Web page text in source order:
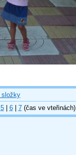
složky
5| 6| 7(čas ve vteřinách)